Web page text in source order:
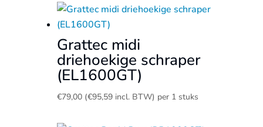
Grattec midi
driehoekige schraper
(EL1600GT)
€79,00 (€95,59incl. BTW) per 1 stuks